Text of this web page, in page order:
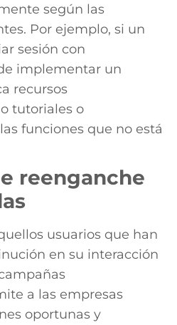
según las
Por ejemplo, si un
sesión con
implementar un
recursos
tutoriales o
funciones que no está
reenganche
usuarios que han
en su interacción
a las empresas
oportunas y